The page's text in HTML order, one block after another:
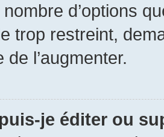
d’options
trop restreint,
l’augmenter.
je éditer ou